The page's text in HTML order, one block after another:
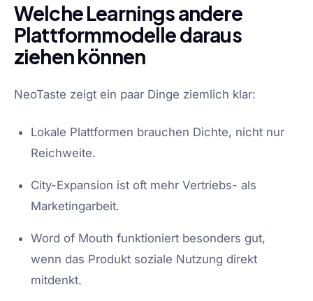
Welche Learnings andere
Plattformmodelle daraus
ziehen können
NeoTaste zeigt ein paar Dinge ziemlich klar:
Lokale Plattformen brauchen Dichte, nicht nur
Reichweite.
City-Expansion ist oft mehr Vertriebs- als
Marketingarbeit.
Word of Mouth funktioniert besonders gut,
wenn das Produkt soziale Nutzung direkt
mitdenkt.